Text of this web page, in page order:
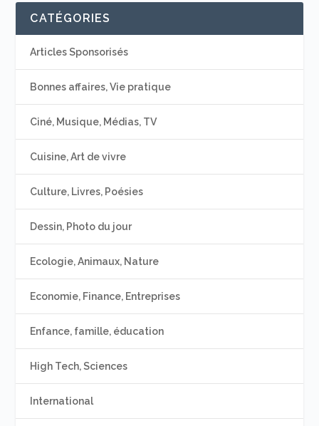
CATÉGORIES
Articles Sponsorisés
Bonnes affaires, Vie pratique
Ciné, Musique, Médias, TV
Cuisine, Art de vivre
Culture, Livres, Poésies
Dessin, Photo du jour
Ecologie, Animaux, Nature
Economie, Finance, Entreprises
Enfance, famille, éducation
High Tech, Sciences
International